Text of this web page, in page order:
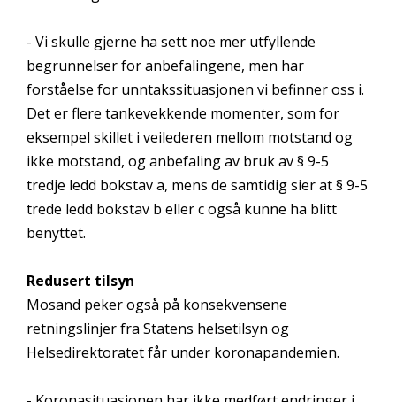
- Vi skulle gjerne ha sett noe mer utfyllende
begrunnelser for anbefalingene, men har
forståelse for unntakssituasjonen vi befinner oss i.
Det er flere tankevekkende momenter, som for
eksempel skillet i veilederen mellom motstand og
ikke motstand, og anbefaling av bruk av § 9-5
tredje ledd bokstav a, mens de samtidig sier at § 9-5
trede ledd bokstav b eller c også kunne ha blitt
benyttet.
Redusert tilsyn
Mosand peker også på konsekvensene
retningslinjer fra Statens helsetilsyn og
Helsedirektoratet får under koronapandemien.